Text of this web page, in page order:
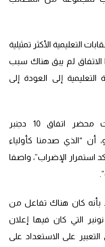
التعليمية الأكثر تمثيلية
الاتفاق لم يبق هناك سبب
إلى العودة إلى
وعن رفض التنسيقيات التعليمية لمخرجات محضر اتفاق 10 دجنبر
أن “الذي صدمنا كأولياء
استمرار الإضراب”، واصفا
بأنه كان هناك تفاعل من
سواء في الاتفاق 30 نونبر نونبر التي كان فيها إعلان
على الاستعداد على